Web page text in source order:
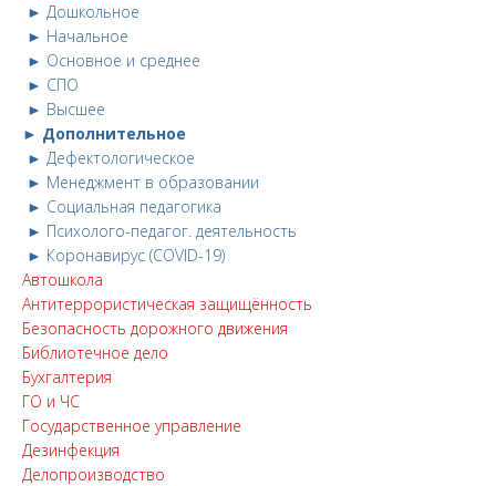
► Дошкольное
► Начальное
► Основное и среднее
► СПО
► Высшее
► Дополнительное
► Дефектологическое
► Менеджмент в образовании
► Социальная педагогика
► Психолого-педагог. деятельность
► Коронавирус (COVID-19)
Автошкола
Антитеррористическая защищённость
Безопасность дорожного движения
Библиотечное дело
Бухгалтерия
ГО и ЧС
Государственное управление
Дезинфекция
Делопроизводство